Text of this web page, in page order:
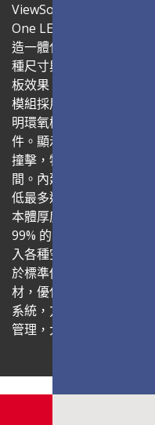
ViewSonic LDC系列是一
One LED顯示器，具備彈
造一體化的解決方案。
種尺寸與形狀的 LED 顯
板效果。All-in-One 設計
模組採用 Glue-on-Board
明環氧樹脂封裝模組表面
件。顯示器通過 IP54 與
撞擊，特別適合安裝於大
間。內建節能系統，結合
低最多達40%功耗，進一
本體厚度僅 34.4mm，整
99% 的螢幕占比，呈現極
入各種空間風格。控制盒
於標準伺服器機櫃；電源
材，優化整體安裝美感。
系統，方便整合現有視訊
管理，大幅提升操作效率